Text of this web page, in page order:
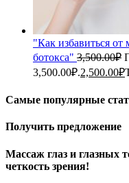
"Как избавиться
ботокса" 3,500.00₽
3,500.00₽.2,500.00₽
Самые популярные
Получить предложение
Массаж глаз и глазных
четкость зрения!